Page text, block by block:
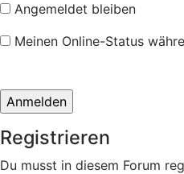
Angemeldet bleiben
Meinen Online-Status
Registrieren
Du musst in diesem Forum